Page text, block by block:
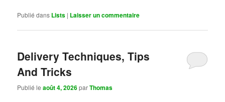
Publié dans Lists | Laisser un commentaire
Delivery Techniques, Tips
And Tricks
Publié leaoût 4, 2026parThomas